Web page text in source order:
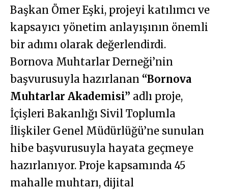
Başkan Ömer Eşki, projeyi katılımcı ve
kapsayıcı yönetim anlayışının önemli
bir adımı olarak değerlendirdi.
Bornova Muhtarlar Derneği’nin
başvurusuyla hazırlanan “Bornova
Muhtarlar Akademisi” adlı proje,
İçişleri Bakanlığı Sivil Toplumla
İlişkiler Genel Müdürlüğü’ne sunulan
hibe başvurusuyla hayata geçmeye
hazırlanıyor. Proje kapsamında 45
mahalle muhtarı, dijital